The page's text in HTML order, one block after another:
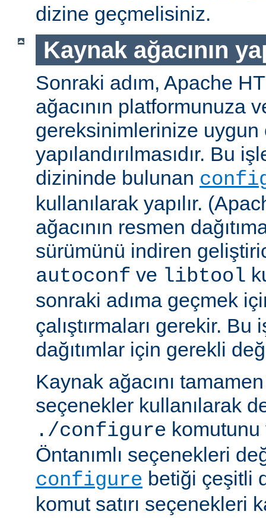
dizine geçmelisiniz.
Kaynak ağacının
Sonraki adım, Apache
ağacının platformunuza
gereksinimlerinize uygun
yapılandırılmasıdır. Bu
dizininde bulunan
kullanılarak yapılır.
ağacının resmen
sürümünü indiren
autoconf ve libtool
sonraki adıma geçmek
çalıştırmaları gerekir. Bu
dağıtımlar için gerekli
Kaynak ağacını tamamen
seçenekler kullanılarak
./configure
Öntanımlı seçenekleri
configure betiği çeşitli
komut satırı seçenekleri